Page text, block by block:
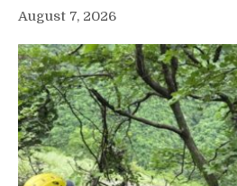
August 7, 2026